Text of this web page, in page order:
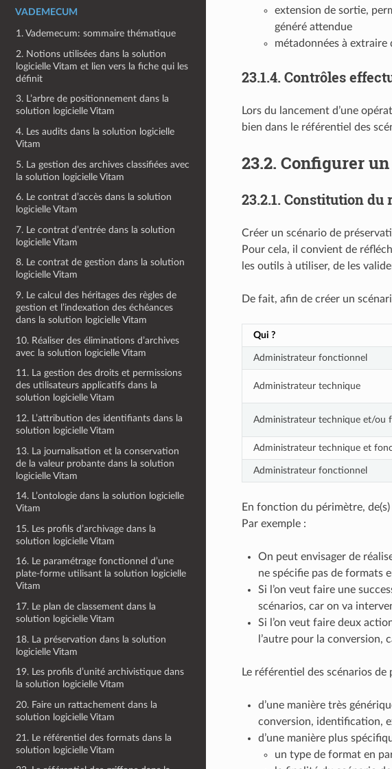
VADEMECUM
1. Vademecum: sommaire thématique
2. Notions utilisées dans la solution
logicielle Vitam et lien vers la fiche qui les
définit
3. L’arbre de positionnement dans la
solution logicielle Vitam
4. Les audits dans la solution logicielle
Vitam
5. La gestion des archives classifiées avec
la solution logicielle Vitam
6. Le contrat d’accès dans la solution
logicielle Vitam
7. Le contrat d’entrée dans la solution
logicielle Vitam
8. Le contrat de gestion dans la solution
logicielle Vitam
9. Le calcul des héritages des règles de
gestion et l’indexation des échéances
dans la solution logicielle Vitam
10. Réaliser des éliminations d’archives
avec la solution logicielle Vitam
11. La gestion des droits et permissions
des utilisateurs applicatifs dans la
solution logicielle Vitam
12. L’attribution des identifiants dans la
solution logicielle Vitam
13. La journalisation et la conservation
de la valeur probante dans la solution
logicielle Vitam
14. L’ontologie dans la solution logicielle
Vitam
15. Les profils d’archivage dans la
solution logicielle Vitam
16. Le paramétrage fonctionnel d’une
plate-forme utilisant la solution logicielle
Vitam
17. Le plan de classement dans la
solution logicielle Vitam
18. La préservation dans la solution
logicielle Vitam
19. Les profils d’unité archivistique dans
la solution logicielle Vitam
20. Faire un rattachement dans la
solution logicielle Vitam
21. Le référentiel des formats dans la
solution logicielle Vitam
extension de sortie,
généré attendue
métadonnées à extraire
23.1.4. Contrôles
Lors du lancement d’une
bien dans le référentiel des
23.2. Configurer
23.2.1. Constitution du
Créer un scénario de
Pour cela, il convient de
les outils à utiliser, de les
De fait, afin de créer un
Qui ?
Administrateur fonctionnel
Administrateur technique
Administrateur technique et/ou
Administrateur technique et
Administrateur fonctionnel
En fonction du périmètre,
Par exemple :
On peut envisager de
ne spécifie pas de formats
Si l’on veut faire une
scénarios, car on va
Si l’on veut faire deux
l’autre pour la conversion,
Le référentiel des scénarios
d’une manière très
conversion, identification,
d’une manière plus
un type de format en